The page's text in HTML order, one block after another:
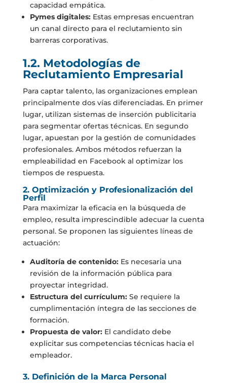
capacidad empática.
Pymes digitales:Estas empresas encuentran
un canal directo para el reclutamiento sin
barreras corporativas.
1.2. Metodologías de
Reclutamiento Empresarial
Para captar talento, las organizaciones emplean
principalmente dos vías diferenciadas. En primer
lugar, utilizan sistemas de inserción publicitaria
para segmentar ofertas técnicas. En segundo
lugar, apuestan por la gestión de comunidades
profesionales. Ambos métodos refuerzan la
empleabilidad en Facebook al optimizar los
tiempos de respuesta.
2. Optimización y Profesionalización del
Perfil
Para maximizar la eficacia en la búsqueda de
empleo, resulta imprescindible adecuar la cuenta
personal. Se proponen las siguientes líneas de
actuación:
Auditoría de contenido:Es necesaria una
revisión de la información pública para
proyectar integridad.
Estructura del currículum:Se requiere la
cumplimentación íntegra de las secciones de
formación.
Propuesta de valor:El candidato debe
explicitar sus competencias técnicas hacia el
empleador.
3. Definición de la Marca Personal